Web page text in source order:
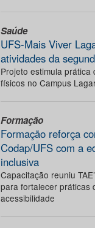
Saúde
UFS-Mais Viver
atividades da
Projeto estimula prática
físicos no Campus
Formação
Formação reforça
Codap/UFS com a
inclusiva
Capacitação reuniu
para fortalecer práticas
acessibilidade